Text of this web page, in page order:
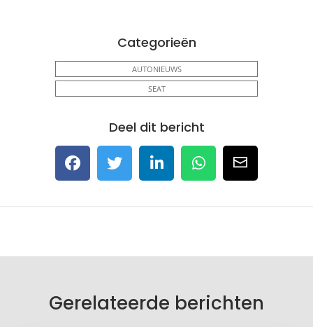
Categorieën
AUTONIEUWS
SEAT
Deel dit bericht
Gerelateerde berichten